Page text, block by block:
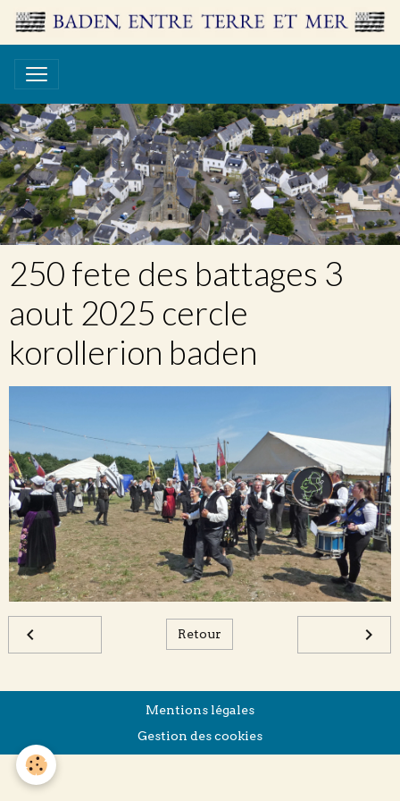
250 fete des battages 3
aout 2025 cercle
korollerion baden
Retour
Mentions légales
Gestion des cookies